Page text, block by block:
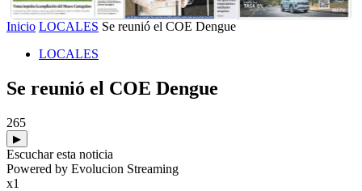
Inicio LOCALES Se reunió el COE Dengue
LOCALES
Se reunió el COE Dengue
265
▶
Escuchar esta noticia
Powered by Evolucion Streaming
x1